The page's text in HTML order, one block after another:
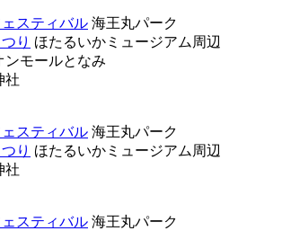
スティバル 海王丸パーク
り ほたるいかミュージアム周辺
ンモールとなみ
社
スティバル 海王丸パーク
り ほたるいかミュージアム周辺
社
スティバル 海王丸パーク